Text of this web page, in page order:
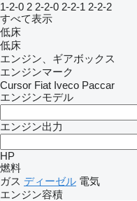
1-2-0 2 2-2-0 2-2-1 2-2-2
すべて表示
低床
低床
エンジン、ギアボックス
エンジンマーク
Cursor Fiat Iveco Paccar
エンジンモデル
エンジン出力
HP
燃料
ガス ディーゼル 電気
エンジン容積